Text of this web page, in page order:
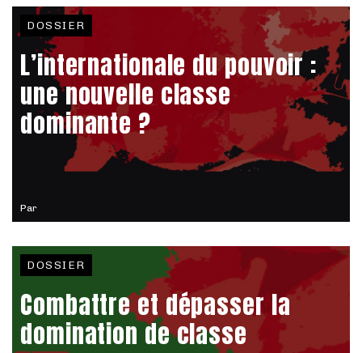
Par
DOSSIER
L’internationale du pouvoir :
une nouvelle classe
dominante ?
DOSSIER
Combattre et dépasser la
domination de classe